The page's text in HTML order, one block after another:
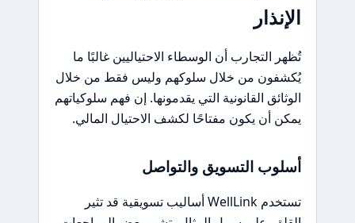
الإنذار
تُظهر التجارب أن الوسطاء الاحتياليين غالبًا ما
يُكشفون من خلال سلوكهم وليس فقط من خلال
الوثائق القانونية التي يقدمونها. إن فهم سلوكياتهم
يمكن أن يكون مفتاحًا لكشف الاحتيال المالي.
أسلوب التسويق والتواصل
تستخدم WellLink أساليب تسويقية قد تثير